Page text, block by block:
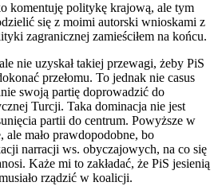
komentuję politykę krajową, ale tym
się z moimi autorski wnioskami z
zagranicznej zamieściłem na końcu.
nie uzyskał takiej przewagi, żeby PiS
przełomu. To jednak nie casus
swoją partię doprowadzić do
Turcji. Taka dominacja nie jest
partii do centrum. Powyższe w
mało prawdopodobne, bo
narracji ws. obyczajowych, na co się
Każe mi to zakładać, że PiS jesienią
rządzić w koalicji.